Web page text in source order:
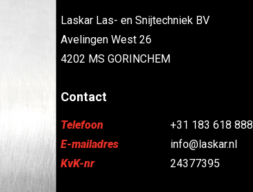
Laskar Las- en Snijtechniek BV
Avelingen West 26
4202 MS GORINCHEM
Contact
Telefoon
+31 183 618 888
E-mailadres
info@laskar.nl
KvK-nr
24377395